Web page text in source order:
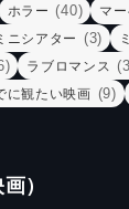
ホラー (40) マ
ニシアター (3)
ラブロマンス
に観たい映画 (9)
）